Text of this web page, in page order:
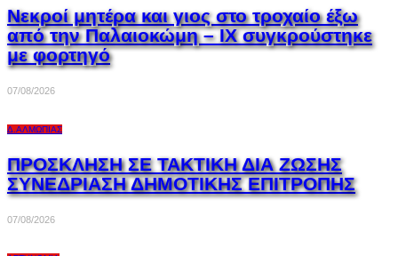
Νεκροί μητέρα και γιος στο τροχαίο έξω
από την Παλαιοκώμη – ΙΧ συγκρούστηκε
με φορτηγό
07/08/2026
Δ.ΑΛΜΩΠΊΑΣ
ΠΡΟΣΚΛΗΣΗ ΣΕ ΤΑΚΤΙΚΗ ΔΙΑ ΖΩΣΗΣ
ΣΥΝΕΔΡΙΑΣΗ ΔΗΜΟΤΙΚΗΣ ΕΠΙΤΡΟΠΗΣ
07/08/2026